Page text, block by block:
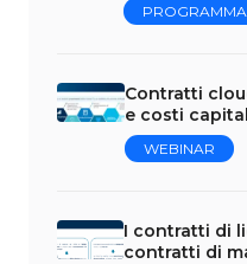
Contratti
e costi
WEBINAR
I contratti di
contratti di